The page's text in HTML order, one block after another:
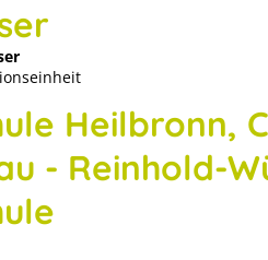
Heilbronn,
- Reinhold-